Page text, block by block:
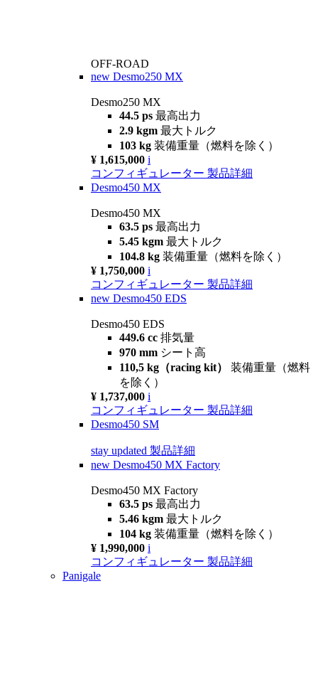
OFF-ROAD
new Desmo250 MX
Desmo250 MX
44.5 ps 最高出力
2.9 kgm 最大トルク
103 kg 装備重量（燃料を除く）
¥ 1,615,000 i
コンフィギュレーター 製品詳細
Desmo450 MX
Desmo450 MX
63.5 ps 最高出力
5.45 kgm 最大トルク
104.8 kg 装備重量（燃料を除く）
¥ 1,750,000 i
コンフィギュレーター 製品詳細
new Desmo450 EDS
Desmo450 EDS
449.6 cc 排気量
970 mm シート高
110,5 kg（racing kit） 装備重量（燃料
を除く）
¥ 1,737,000 i
コンフィギュレーター 製品詳細
Desmo450 SM
stay updated 製品詳細
new Desmo450 MX Factory
Desmo450 MX Factory
63.5 ps 最高出力
5.46 kgm 最大トルク
104 kg 装備重量（燃料を除く）
¥ 1,990,000 i
コンフィギュレーター 製品詳細
Panigale